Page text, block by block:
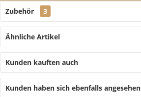
Zubehör 3
Ähnliche Artikel
Kunden kauften auch
Kunden haben sich ebenfalls angesehen